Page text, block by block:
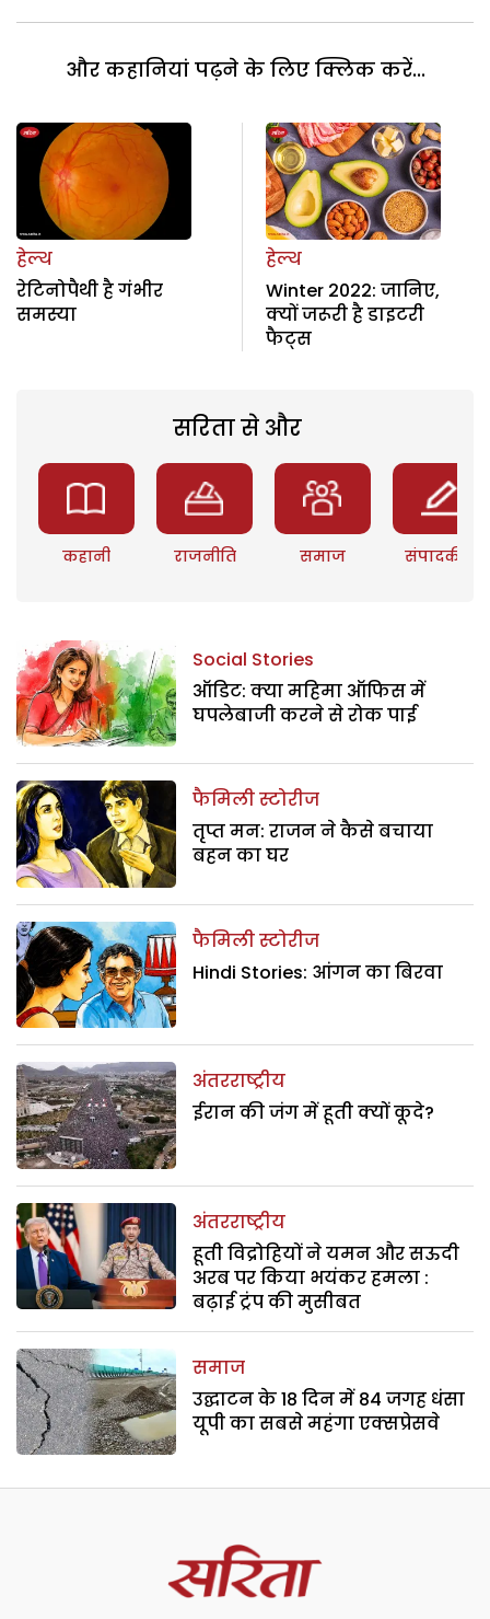
और कहानियां पढ़ने के लिए क्लिक करें...
हेल्थ
रेटिनोपैथी है गंभीर
समस्या
हेल्थ
Winter 2022: जानिए,
क्यों जरूरी है डाइटरी
फैट्स
सरिता से और
कहानी राजनीति समाज संपादकीय
Social Stories
ऑडिट: क्या महिमा ऑफिस में
घपलेबाजी करने से रोक पाई
फैमिली स्टोरीज
तृप्त मन: राजन ने कैसे बचाया
बहन का घर
फैमिली स्टोरीज
Hindi Stories: आंगन का बिरवा
अंतरराष्ट्रीय
ईरान की जंग में हूती क्यों कूदे?
अंतरराष्ट्रीय
हूती विद्रोहियों ने यमन और सऊदी
अरब पर किया भयंकर हमला :
बढ़ाई ट्रंप की मुसीबत
समाज
उद्घाटन के 18 दिन में 84 जगह धंसा
यूपी का सबसे महंगा एक्सप्रेसवे